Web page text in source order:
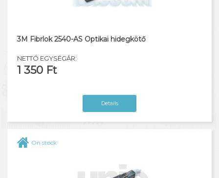
3M Fibrlok 2540-AS Optikai hidegkötő
NETTÓ EGYSÉGÁR:
1 350 Ft
Details
On stock